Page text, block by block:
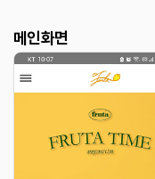
메인화면